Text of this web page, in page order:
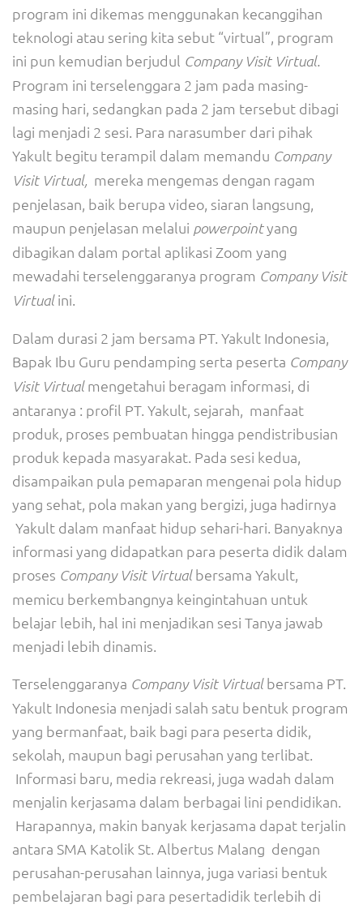
program ini dikemas menggunakan kecanggihan
teknologi atau sering kita sebut “virtual”, program
ini pun kemudian berjudul Company Visit Virtual.
Program ini terselenggara 2 jam pada masing-
masing hari, sedangkan pada 2 jam tersebut dibagi
lagi menjadi 2 sesi. Para narasumber dari pihak
Yakult begitu terampil dalam memandu Company
Visit Virtual, mereka mengemas dengan ragam
penjelasan, baik berupa video, siaran langsung,
maupun penjelasan melalui powerpointyang
dibagikan dalam portal aplikasi Zoom yang
mewadahi terselenggaranya program Company Visit
Virtualini.
Dalam durasi 2 jam bersama PT. Yakult Indonesia,
Bapak Ibu Guru pendamping serta peserta Company
Visit Virtualmengetahui beragam informasi, di
antaranya : profil PT. Yakult, sejarah, manfaat
produk, proses pembuatan hingga pendistribusian
produk kepada masyarakat. Pada sesi kedua,
disampaikan pula pemaparan mengenai pola hidup
yang sehat, pola makan yang bergizi, juga hadirnya
Yakult dalam manfaat hidup sehari-hari. Banyaknya
informasi yang didapatkan para peserta didik dalam
proses Company Visit Virtualbersama Yakult,
memicu berkembangnya keingintahuan untuk
belajar lebih, hal ini menjadikan sesi Tanya jawab
menjadi lebih dinamis.
Terselenggaranya Company Visit Virtualbersama PT.
Yakult Indonesia menjadi salah satu bentuk program
yang bermanfaat, baik bagi para peserta didik,
sekolah, maupun bagi perusahan yang terlibat.
Informasi baru, media rekreasi, juga wadah dalam
menjalin kerjasama dalam berbagai lini pendidikan.
Harapannya, makin banyak kerjasama dapat terjalin
antara SMA Katolik St. Albertus Malang dengan
perusahan-perusahan lainnya, juga variasi bentuk
pembelajaran bagi para pesertadidik terlebih di